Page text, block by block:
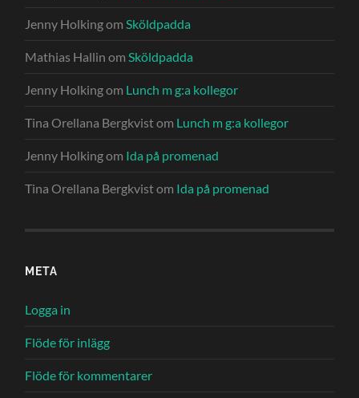
Jenny HolkingomSköldpadda
Mathias Hallin omSköldpadda
Jenny Holkingom Lunch m g:a kollegor
Tina Orellana Bergkvistom Lunch m g:a kollegor
Jenny Holkingom Ida på promenad
Tina Orellana Bergkvistom Ida på promenad
META
Logga in
Flöde för inlägg
Flöde för kommentarer